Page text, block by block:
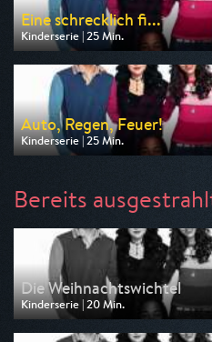
Eine schrecklich fi...
Kinderserie | 25 Min.
Ausgestrahlt von Nickelodeon
am 14.08.2026, 01:20
Auto, Regen, Feuer!
Kinderserie | 25 Min.
Ausgestrahlt von Nickelodeon
Bereits
Die Weihnachtswichtel
Kinderserie | 20 Min.
Ausgestrahlt von Nickelodeon
am 07.08.2026, 03:55